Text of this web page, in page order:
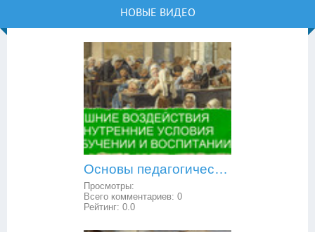
НОВЫЕ ВИДЕО
Основы педагогической психологии: внешние воздействия и внутренние условия в обучении и воспитании
Просмотры:
Всего комментариев: 0
Рейтинг: 0.0